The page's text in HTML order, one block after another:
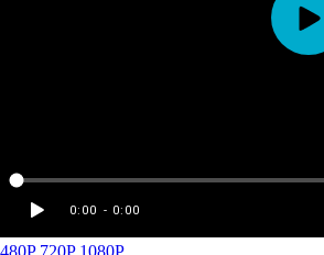
480P 720P 1080P